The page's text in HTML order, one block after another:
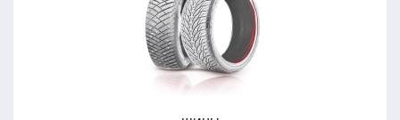
Сбросить
ПОДОБРАТЬ
Сбросить